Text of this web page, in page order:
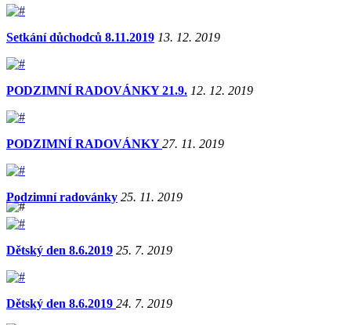
Setkání důchodců 8.11.2019 13. 12. 2019
PODZIMNÍ RADOVÁNKY 21.9. 12. 12. 2019
PODZIMNÍ RADOVÁNKY27. 11. 2019
Podzimní radovánky 25. 11. 2019
Dětský den 8.6.2019 25. 7. 2019
Dětský den 8.6.2019 24. 7. 2019